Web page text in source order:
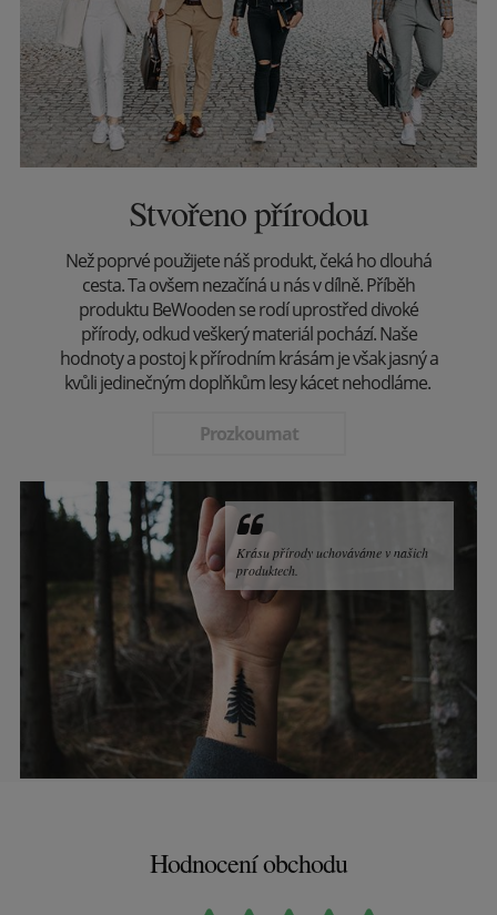
Stvořeno přírodou
Než poprvé použijete náš produkt, čeká ho dlouhá
cesta. Ta ovšem nezačíná u nás v dílně. Příběh
produktu BeWooden se rodí uprostřed divoké
přírody, odkud veškerý materiál pochází. Naše
hodnoty a postoj k přírodním krásám je však jasný a
kvůli jedinečným doplňkům lesy kácet nehodláme.
Prozkoumat
Krásu přírody uchováváme v našich
produktech.
Hodnocení obchodu